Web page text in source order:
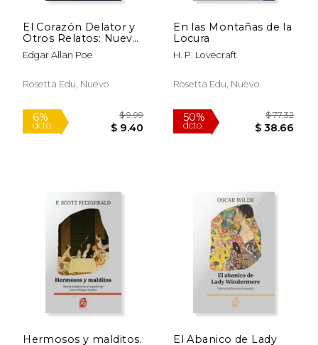
6%
dcto.
$ 12.78
$ 12.02
6%
dcto.
El Corazón Delator y
Otros Relatos: Nueva
Traducción al Español
Edgar Allan Poe
Rosetta Edu, Nuevo
En las Montañas de la
Locura
H. P. Lovecraft
Rosetta Edu, Nuevo
Hermosos y malditos.
El Abanico de Lady